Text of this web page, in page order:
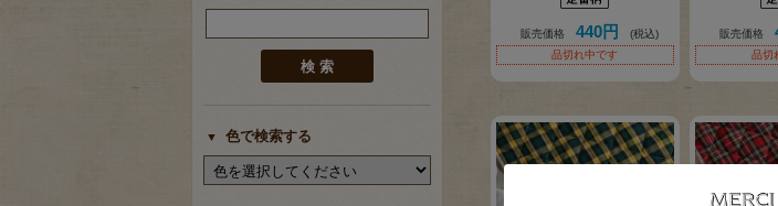
色で検索する
販売価格 440円
(税込)
品切れ中です
販売価格
品切